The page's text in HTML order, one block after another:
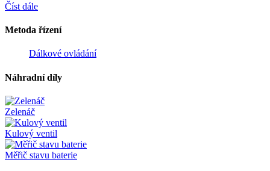
Číst dále
Metoda řízení
Dálkové ovládání
Náhradní díly
Zelenáč
Kulový ventil
Měřič stavu baterie